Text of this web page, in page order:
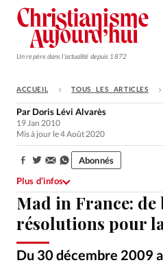
Un repère dans l'actualité depuis 1872
Monde
Opinions
Tous les articles
Faire un don
Emploi
ACCUEIL TOUS LES ARTICLES
Mad in France: de
résolutions pour
Du 30 décembre 2009
Par Doris Lévi Alvarès
19 Jan 2010
Mis à jour le 4 Août 2020
Partager:
Abonnés
Plus d’infos